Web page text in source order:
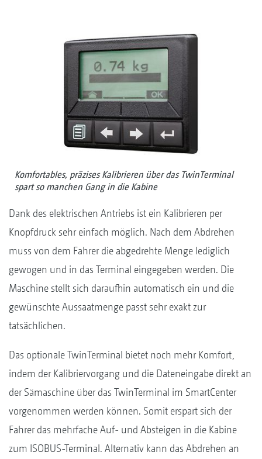
Komfortables, präzises Kalibrieren über das TwinTerminal
spart so manchen Gang in die Kabine
Dank des elektrischen Antriebs ist ein Kalibrieren per
Knopfdruck sehr einfach möglich. Nach dem Abdrehen
muss von dem Fahrer die abgedrehte Menge lediglich
gewogen und in das Terminal eingegeben werden. Die
Maschine stellt sich daraufhin automatisch ein und die
gewünschte Aussaatmenge passt sehr exakt zur
tatsächlichen.
Das optionale TwinTerminal bietet noch mehr Komfort,
indem der Kalibriervorgang und die Dateneingabe direkt an
der Sämaschine über das TwinTerminal im SmartCenter
vorgenommen werden können. Somit erspart sich der
Fahrer das mehrfache Auf- und Absteigen in die Kabine
zum ISOBUS-Terminal. Alternativ kann das Abdrehen an